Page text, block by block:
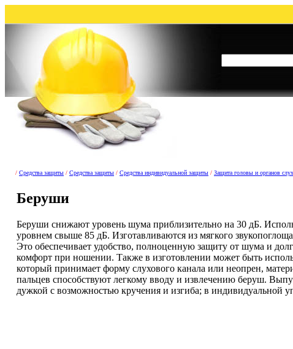
/ Средства защиты / Средства защиты / Средства индивидуальной защиты / Защита головы и органов
Беруши
Беруши снижают уровень шума приблизительно на 30 дБ.
уровнем свыше 85 дБ. Изготавливаются из мягкого
Это обеспечивает удобство, полноценную защиту от шума и
комфорт при ношении. Также в изготовлении может быть
который принимает форму слухового канала или неопрен,
пальцев способствуют легкому вводу и извлечению беруш.
дужкой с возможностью кручения и изгиба; в индивидуальной